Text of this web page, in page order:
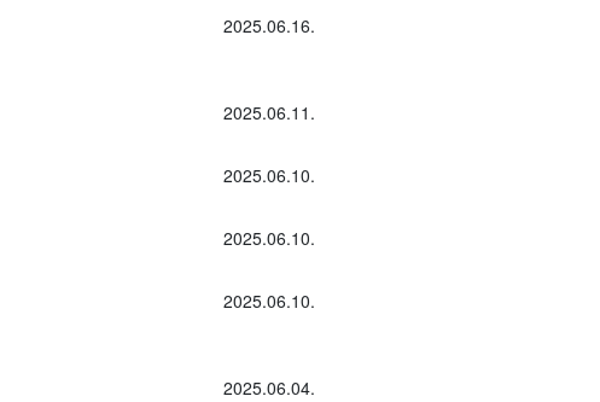
2025.06.16.
2025.06.11.
2025.06.10.
2025.06.10.
2025.06.10.
2025.06.04.